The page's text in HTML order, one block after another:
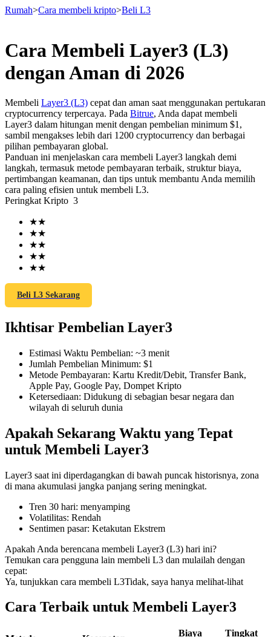
Berjangka
USDT Berjangka
Kontrak berjangka menggunakan USDT sebagai jaminannya
COIN-M Berjangka
TradFi
Derivatif saham, forex, logam mulia, dan komoditas
USDC Berjangka
Kontrak berjangka menggunakan USDC sebagai jaminannya
Rumah>Cara membeli kripto>Beli L3
Cara Membeli Layer3 (L3)
dengan Aman di 2026
Membeli Layer3 (L3) cepat dan aman saat menggunakan pertukaran
cryptocurrency terpercaya. Pada Bitrue, Anda dapat membeli
Layer3 dalam hitungan menit dengan pembelian minimum $1,
sambil mengakses lebih dari 1200 cryptocurrency dan berbagai
pilihan pembayaran global.
Panduan ini menjelaskan cara membeli Layer3 langkah demi
langkah, termasuk metode pembayaran terbaik, struktur biaya,
pertimbangan keamanan, dan tips untuk membantu Anda memilih
cara paling efisien untuk membeli L3.
Peringkat Kripto 3
★★
★★
★★
★★
★★
Beli L3 Sekarang
Ikhtisar Pembelian Layer3
Estimasi Waktu Pembelian: ~3 menit
Jumlah Pembelian Minimum: $1
Metode Pembayaran: Kartu Kredit/Debit, Transfer Bank,
Apple Pay, Google Pay, Dompet Kripto
Ketersediaan: Didukung di sebagian besar negara dan
wilayah di seluruh dunia
Apakah Sekarang Waktu yang Tepat
untuk Membeli Layer3
Layer3 saat ini diperdagangkan di bawah puncak historisnya, zona
di mana akumulasi jangka panjang sering meningkat.
Tren 30 hari: menyamping
Volatilitas: Rendah
Sentimen pasar: Ketakutan Ekstrem
Apakah Anda berencana membeli Layer3 (L3) hari ini?
Temukan cara pengguna lain membeli L3 dan mulailah dengan
cepat:
Ya, tunjukkan cara membeli L3Tidak, saya hanya melihat-lihat
Cara Terbaik untuk Membeli Layer3
Biaya
Tingkat